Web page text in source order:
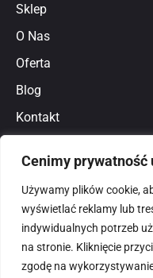
Cenimy
Używamy plików cookie,
wyświetlać reklamy lub
indywidualnych potrzeb
na stronie. Kliknięcie
zgodę na
Sklep
O Nas
Oferta
Blog
Kontakt
Polityka prywatności